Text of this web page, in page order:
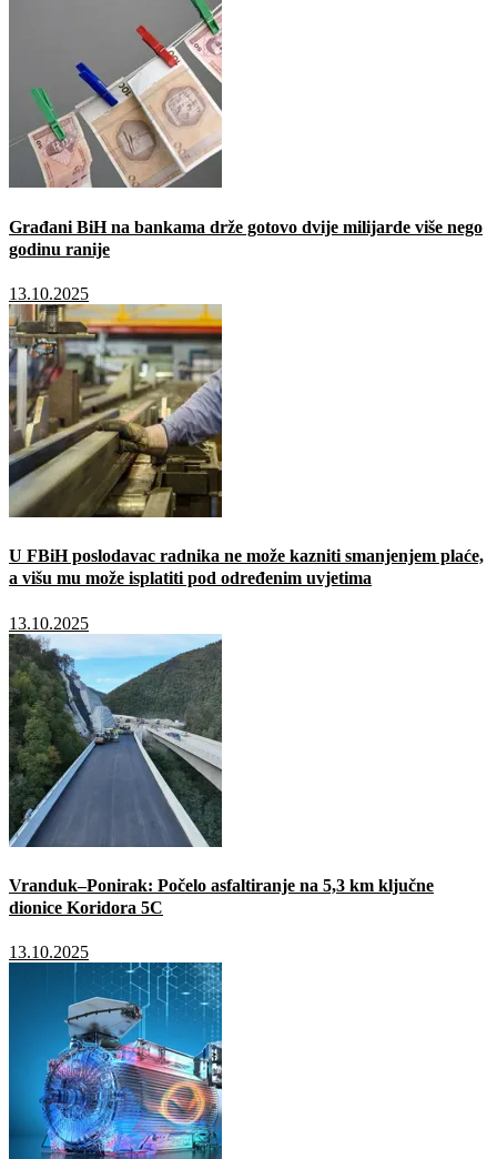
Građani BiH na bankama drže gotovo dvije milijarde više nego
godinu ranije
13.10.2025
U FBiH poslodavac radnika ne može kazniti smanjenjem plaće,
a višu mu može isplatiti pod određenim uvjetima
13.10.2025
Vranduk–Ponirak: Počelo asfaltiranje na 5,3 km ključne
dionice Koridora 5C
13.10.2025